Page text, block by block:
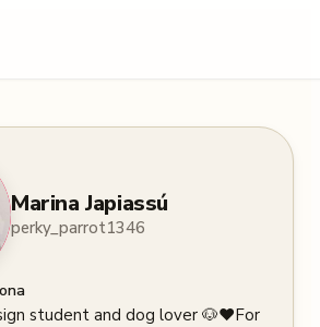
Marina Japiassú
perky_parrot1346
student and dog lover 🐶❤️For